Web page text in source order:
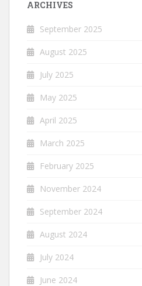
ARCHIVES
September 2025
August 2025
July 2025
May 2025
April 2025
March 2025
February 2025
November 2024
September 2024
August 2024
July 2024
June 2024